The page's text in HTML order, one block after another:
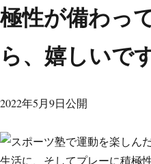
極性が備わっ
ら、嬉しいで
2022年5月9日公開